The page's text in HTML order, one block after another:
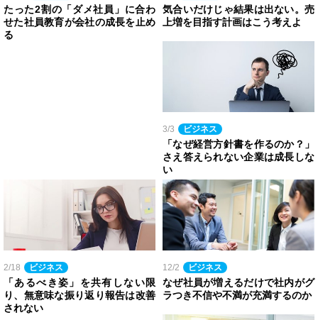
たった2割の「ダメ社員」に合わ
せた社員教育が会社の成長を止め
る
気合いだけじゃ結果は出ない。売
上増を目指す計画はこう考えよ
3/3 ビジネス
「なぜ経営方針書を作るのか？」
さえ答えられない企業は成長しな
い
2/18 ビジネス
「あるべき姿」を共有しない限
り、無意味な振り返り報告は改善
されない
12/2 ビジネス
なぜ社員が増えるだけで社内がグ
ラつき不信や不満が充満するのか